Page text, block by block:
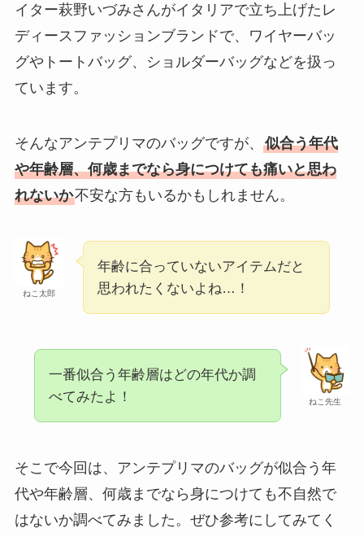
ヴァンクリーフに似
てるブランドはアン
テプリマとこの3つ！
ビルケンシュトック
に似てるブランド4
選！姉妹ブランドや
似たブランド5選！50
代はダサい？店舗や
アウトレット
OHOTOROに似てる
ブランド4選！店舗は
日本の大阪にある？
評判は？
イター萩野いづみさんがイタリアで立ち上げたレ
ディースファッションブランドで、ワイヤーバッ
グやトートバッグ、ショルダーバッグなどを扱っ
ています。
そんなアンテプリマのバッグですが、 似合う年代
や年齢層、何歳までなら身につけても痛いと思わ
れないか不安な方もいるかもしれません。
ねこ太郎
年齢に合っていないアイテムだと
思われたくないよね…！
ねこ先生
一番似合う年齢層はどの年代か調
べてみたよ！
そこで今回は、アンテプリマのバッグが似合う年
代や年齢層、何歳までなら身につけても不自然で
はないか調べてみました。ぜひ参考にしてみてく